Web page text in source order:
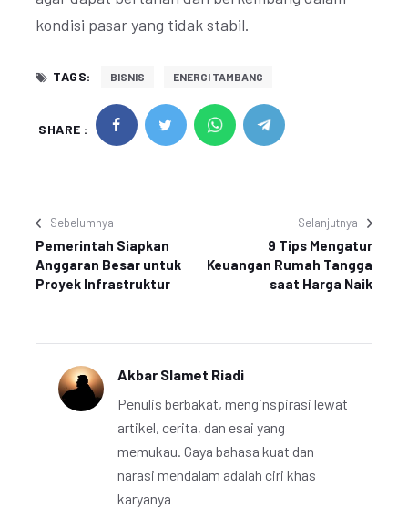
kondisi pasar yang tidak stabil.
TAGS: BISNIS ENERGI TAMBANG
SHARE :
Sebelumnya
Pemerintah Siapkan
Anggaran Besar untuk
Proyek Infrastruktur
Selanjutnya
9 Tips Mengatur
Keuangan Rumah Tangga
saat Harga Naik
Akbar Slamet Riadi
Penulis berbakat, menginspirasi lewat
artikel, cerita, dan esai yang
memukau. Gaya bahasa kuat dan
narasi mendalam adalah ciri khas
karyanya